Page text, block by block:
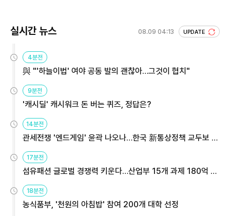
실시간 뉴스 08.09 04:13 UPDATE
4분전
與 "'하늘이법' 여야 공동 발의 괜찮아…그것이 협치"
9분전
'캐시딜' 캐시워크 돈 버는 퀴즈, 정답은?
14분전
관세전쟁 '엔드게임' 윤곽 나오나…한국 新통상정책 교두보 활
용해야
17분전
섬유패션 글로벌 경쟁력 키운다…산업부 15개 과제 180억 지
원
18분전
농식품부, '천원의 아침밥' 참여 200개 대학 선정